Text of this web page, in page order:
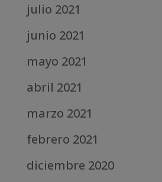
julio 2021
junio 2021
mayo 2021
abril 2021
marzo 2021
febrero 2021
diciembre 2020